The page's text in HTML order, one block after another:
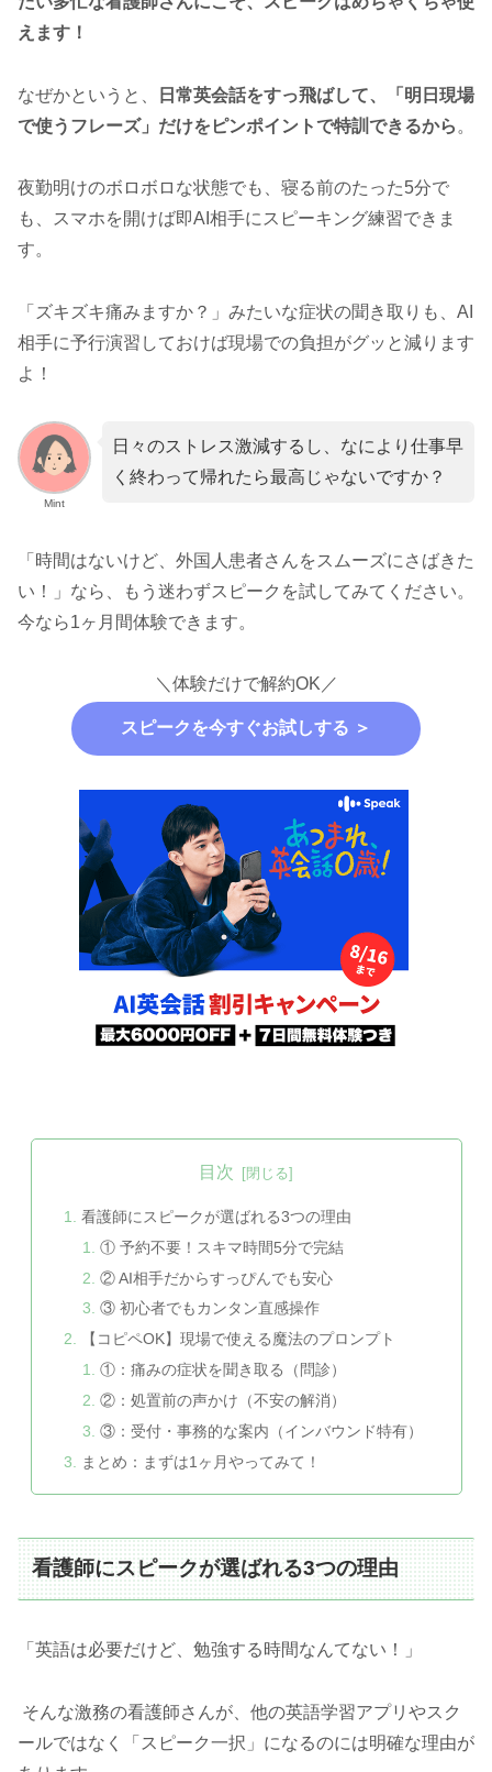
えます！
なぜかというと、
日常英会話をすっ飛ばして、「明日現場
で使うフレーズ」だけをピンポイントで特訓できるから 。
夜勤明けのボロボロな状態でも、寝る前のたった5分で
も、スマホを開けば即AI相手にスピーキング練習できま
す。
「ズキズキ痛みますか？」みたいな症状の聞き取りも、AI
相手に予行演習しておけば現場での負担がグッと減ります
よ！
Mint
日々のストレス激減するし、なにより仕事早
く終わって帰れたら最高じゃないですか？
「時間はないけど、外国人患者さんをスムーズにさばきた
い！」なら、もう迷わずスピークを試してみてください。
今なら1ヶ月間体験できます。
＼体験だけで解約OK／
スピークを今すぐお試しする ＞
目次
看護師にスピークが選ばれる3つの理由
① 予約不要！スキマ時間5分で完結
② AI相手だからすっぴんでも安心
③ 初心者でもカンタン直感操作
【コピペOK】現場で使える魔法のプロンプト
①：痛みの症状を聞き取る（問診）
②：処置前の声かけ（不安の解消）
③：受付・事務的な案内（インバウンド特有）
まとめ：まずは1ヶ月やってみて！
看護師にスピークが選ばれる3つの理由
「英語は必要だけど、勉強する時間なんてない！」
そんな激務の看護師さんが、他の英語学習アプリやスク
ールではなく「スピーク一択」になるのには明確な理由が